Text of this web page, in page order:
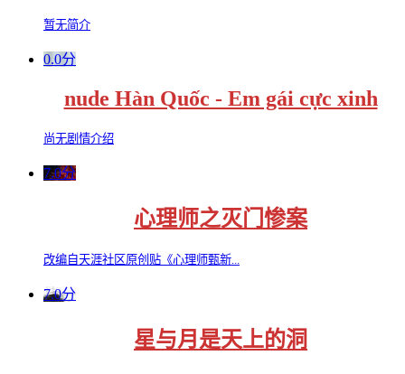
暂无简介
0.0分
nude Hàn Quốc - Em gái cực xinh
尚无剧情介绍
7.0分
心理师之灭门惨案
改编自天涯社区原创贴《心理师甄新...
7.0分
星与月是天上的洞